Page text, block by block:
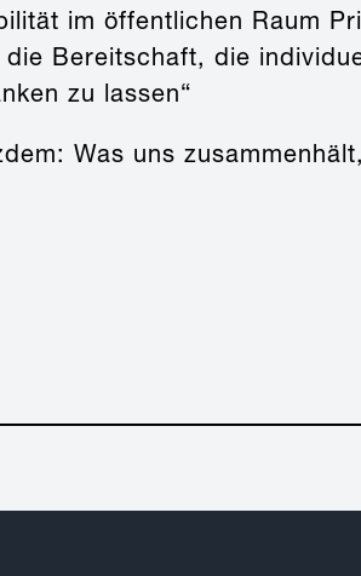
im öffentlichen Raum
die Bereitschaft, die
zu lassen“
Was uns